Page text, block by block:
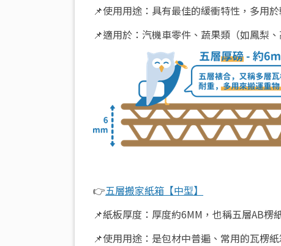
📌使用用途：具有最佳的緩衝特性，多用
📌適用於：汽機車零件、蔬果類（如鳳梨
👉五層搬家紙箱【中型】
📌紙板厚度：厚度約6MM，也稱五層AB楞
📌使用用途：是包材中普遍、常用的瓦楞